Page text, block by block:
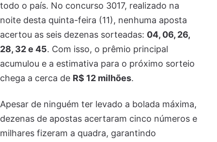
todo o país. No concurso 3017, realizado na
noite desta quinta-feira (11), nenhuma aposta
acertou as seis dezenas sorteadas: 04, 06, 26,
28, 32 e 45. Com isso, o prêmio principal
acumulou e a estimativa para o próximo sorteio
chega a cerca de R$ 12 milhões.
Apesar de ninguém ter levado a bolada máxima,
dezenas de apostas acertaram cinco números e
milhares fizeram a quadra, garantindo